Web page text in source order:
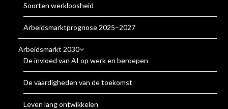
Soorten werkloosheid
Arbeidsmarktprognose 2025–2027
Arbeidsmarkt 2030
De invloed van AI op werk en beroepen
De vaardigheden van de toekomst
Leven lang ontwikkelen